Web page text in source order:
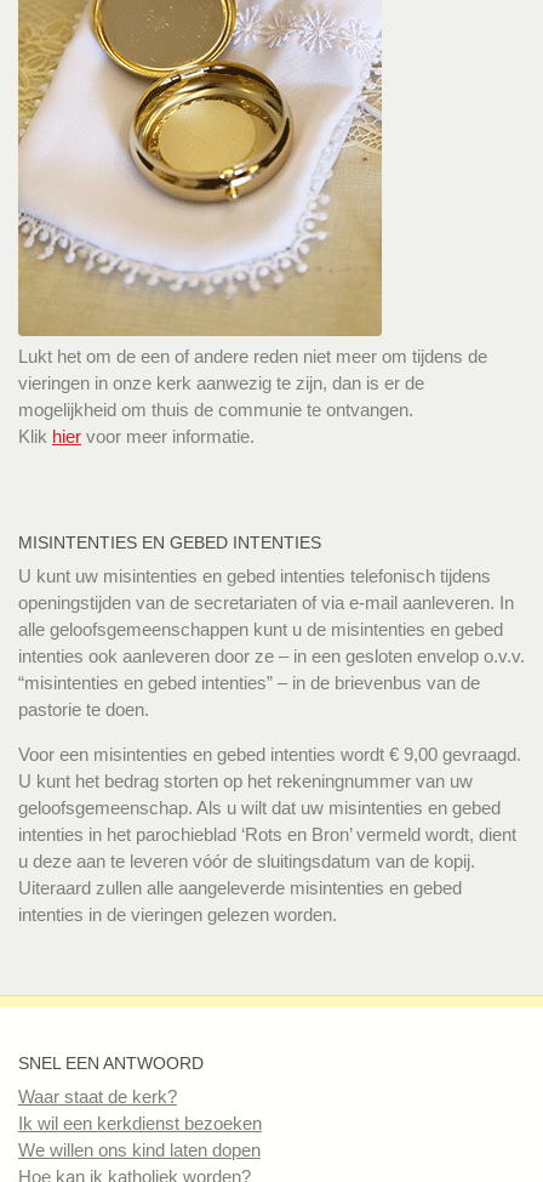
Lukt het om de een of andere reden niet meer om tijdens de
vieringen in onze kerk aanwezig te zijn, dan is er de
mogelijkheid om thuis de communie te ontvangen.
Klik hier voor meer informatie.
MISINTENTIES EN GEBED INTENTIES
U kunt uw misintenties en gebed intenties telefonisch tijdens
openingstijden van de secretariaten of via e-mail aanleveren. In
alle geloofsgemeenschappen kunt u de misintenties en gebed
intenties ook aanleveren door ze – in een gesloten envelop o.v.v.
“misintenties en gebed intenties” – in de brievenbus van de
pastorie te doen.
Voor een misintenties en gebed intenties wordt € 9,00 gevraagd.
U kunt het bedrag storten op het rekeningnummer van uw
geloofsgemeenschap. Als u wilt dat uw misintenties en gebed
intenties in het parochieblad ‘Rots en Bron’ vermeld wordt, dient
u deze aan te leveren vóór de sluitingsdatum van de kopij.
Uiteraard zullen alle aangeleverde misintenties en gebed
intenties in de vieringen gelezen worden.
SNEL EEN ANTWOORD
Waar staat de kerk?
Ik wil een kerkdienst bezoeken
We willen ons kind laten dopen
Hoe kan ik katholiek worden?